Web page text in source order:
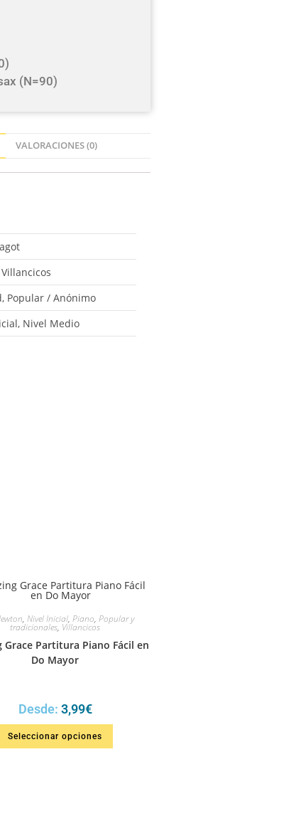
(N=90)
VALORACIONES (0)
Popular / Anónimo
Nivel Medio
, Nivel Inicial, Piano, Popular y
tradicionales, Villancicos
Grace Partitura Piano Fácil en
Do Mayor
Desde: 3,99€
Seleccionar opciones